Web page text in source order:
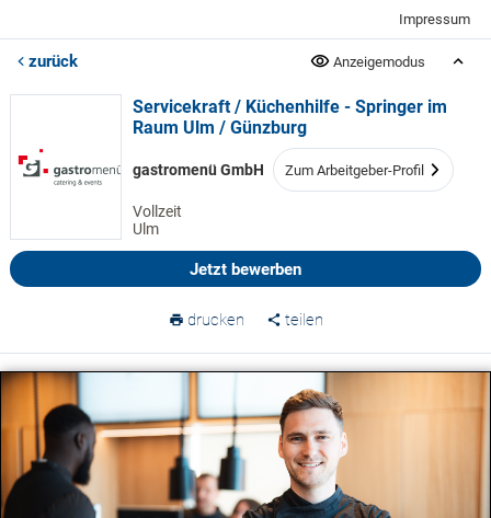
Impressum
zurück Anzeigemodus
Servicekraft / Küchenhilfe - Springer im
Raum Ulm / Günzburg
gastromenü GmbH Zum Arbeitgeber-Profil
Vollzeit
Ulm
Jetzt bewerben
drucken teilen